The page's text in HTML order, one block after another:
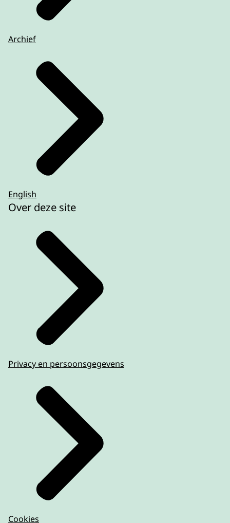
Archief
English
Over deze site
Privacy en persoonsgegevens
Cookies